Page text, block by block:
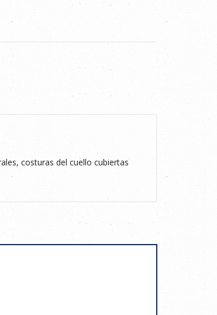
costuras del cuello cubiertas